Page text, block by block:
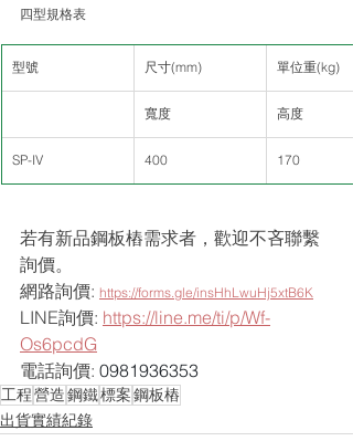
四型規格表
型號 尺寸(mm) 單位重(kg)
寬度 高度
SP-IV 400 170
若有新品鋼板樁需求者，歡迎不吝聯繫
詢價。
網路詢價: https://forms.gle/insHhLwuHj5xtB6K
LINE詢價: https://line.me/ti/p/Wf-
Os6pcdG
電話詢價: 0981936353
工程營造鋼鐵標案鋼板樁
出貨實績紀錄